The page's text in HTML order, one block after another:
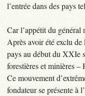
l’entrée dans des pays
Car l’appétit du général
Après avoir été exclu
pays au début du XXIe
forestières et minières
Ce mouvement
fondateur se présente à